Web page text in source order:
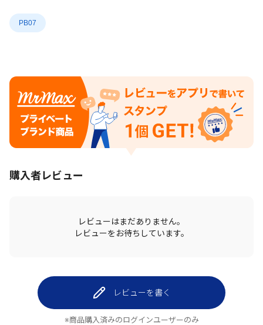
PB07
購入者レビュー
レビューはまだありません。
レビューをお待ちしています。
レビューを書く
※商品購入済みのログインユーザーのみ